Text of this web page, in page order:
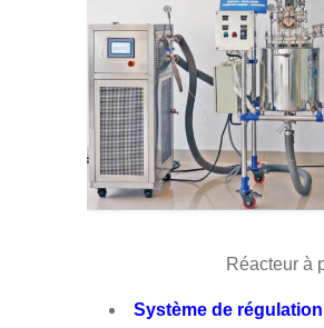
Réacteur à
Système de